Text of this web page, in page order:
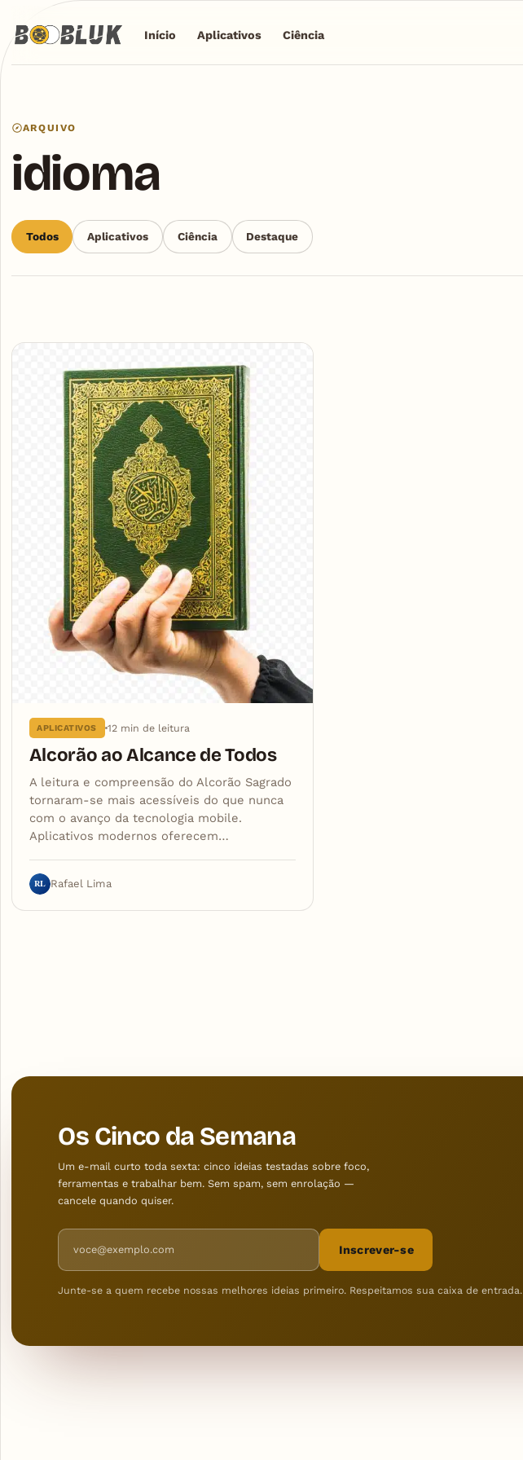
Início Aplicativos Ciência
ARQUIVO
idioma
Todos Aplicativos Ciência Destaque
Articles
APLICATIVOS 12 min de leitura
Alcorão ao Alcance de Todos
A leitura e compreensão do Alcorão Sagrado
tornaram-se mais acessíveis do que nunca
com o avanço da tecnologia mobile.
Aplicativos modernos oferecem…
RL Rafael Lima
Os Cinco da Semana
Um e-mail curto toda sexta: cinco ideias testadas sobre foco,
ferramentas e trabalhar bem. Sem spam, sem enrolação —
cancele quando quiser.
Endereço de e-mail
Inscrever-se
Junte-se a quem recebe nossas melhores ideias primeiro. Respeitamos sua caixa de entrada.